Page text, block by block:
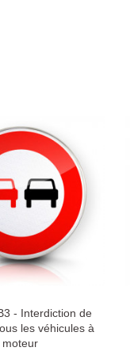
- Interdiction de
les véhicules à
moteur